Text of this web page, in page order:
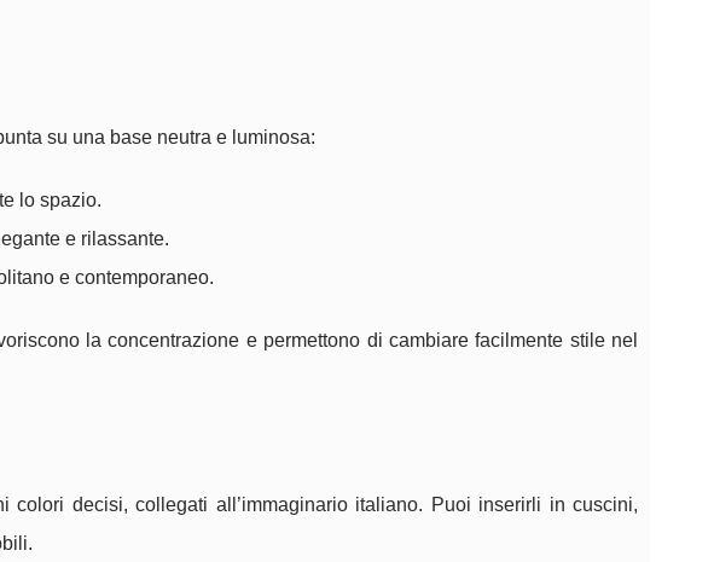
su una base neutra e luminosa:
lo spazio.
e rilassante.
e contemporaneo.
la concentrazione e permettono di cambiare facilmente stile nel
decisi, collegati all’immaginario italiano. Puoi inserirli in cuscini,